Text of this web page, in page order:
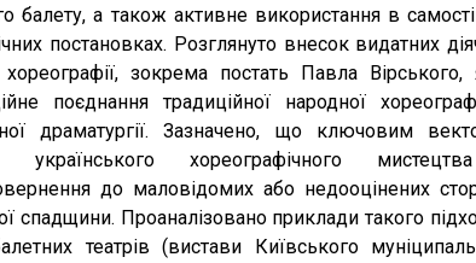
балету, а також активне використання в
постановках. Розглянуто внесок видатних
хореографії, зокрема постать Павла Вірського,
поєднання традиційної народної
драматургії. Зазначено, що ключовим
українського хореографічного
до маловідомих або недооцінених
спадщини. Проаналізовано приклади такого
театрів (вистави Київського